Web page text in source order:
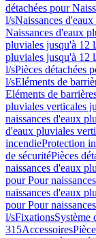
détachées pour
l/sNaissances
Naissances d'eaux
pluviales jusqu'à 12
pluviales jusqu'à 12
l/sPièces détachées
l/sEléments de
Eléments de
pluviales verticales
naissances d'eaux
d'eaux pluviales
incendieProtection
de sécuritéPièces
naissances d'eaux
pour Pour
naissances d'eaux
pour Pour
l/sFixationsSystème
315Accessoires